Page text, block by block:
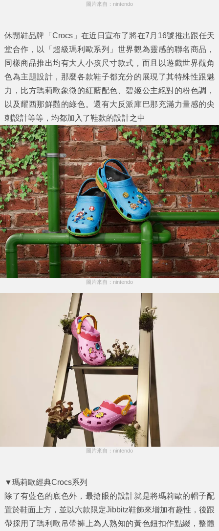
圖片來自：nintendo
休閒鞋品牌「Crocs」在近日宣布了將在7月16號推出跟任天
堂合作，以「超級瑪利歐系列」世界觀為靈感的聯名商品，
同樣商品推出均有大人小孩尺寸款式，而且以遊戲世界觀角
色為主題設計，那麼各款鞋子都充分的展現了其特殊性跟魅
力，比方瑪莉歐象徵的紅藍配色、碧姬公主絕對的粉色調，
以及耀西那鮮豔的綠色。還有大反派庫巴那充滿力量感的尖
刺設計等等，均都加入了鞋款的設計之中
圖片來自：nintendo
圖片來自：nintendo
▼瑪莉歐經典Crocs系列
除了有藍色的底色外，最搶眼的設計就是將瑪莉歐的帽子配
置於鞋面上方，並以六款限定Jibbitz鞋飾來增加有趣性，後跟
帶採用了瑪利歐吊帶褲上為人熟知的黃色鈕扣作點綴，整體